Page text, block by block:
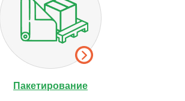
Пакетирование